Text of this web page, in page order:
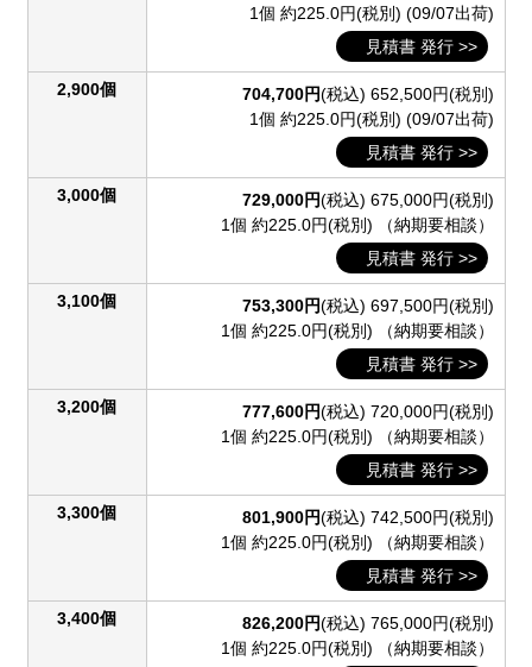
1個 約225.0円(税別) (09/07出荷)
見積書 発行 >>
2,900個 704,700円(税込) 652,500円(税別)
1個 約225.0円(税別) (09/07出荷)
見積書 発行 >>
3,000個 729,000円(税込) 675,000円(税別)
1個 約225.0円(税別) （納期要相談）
見積書 発行 >>
3,100個 753,300円(税込) 697,500円(税別)
1個 約225.0円(税別) （納期要相談）
見積書 発行 >>
3,200個 777,600円(税込) 720,000円(税別)
1個 約225.0円(税別) （納期要相談）
見積書 発行 >>
3,300個 801,900円(税込) 742,500円(税別)
1個 約225.0円(税別) （納期要相談）
見積書 発行 >>
3,400個 826,200円(税込) 765,000円(税別)
1個 約225.0円(税別) （納期要相談）